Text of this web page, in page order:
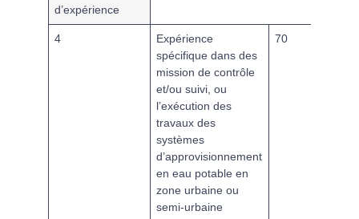
d’expérience
4
Expérience
spécifique dans des
mission de contrôle
et/ou suivi, ou
l’exécution des
travaux des
systèmes
d’approvisionnement
en eau potable en
zone urbaine ou
semi-urbaine
70